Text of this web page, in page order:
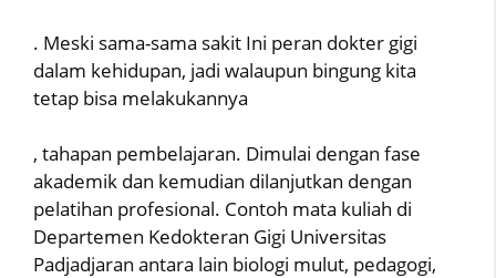
. Meski sama-sama sakit Ini peran dokter gigi
dalam kehidupan, jadi walaupun bingung kita
tetap bisa melakukannya
, tahapan pembelajaran. Dimulai dengan fase
akademik dan kemudian dilanjutkan dengan
pelatihan profesional. Contoh mata kuliah di
Departemen Kedokteran Gigi Universitas
Padjadjaran antara lain biologi mulut, pedagogi,